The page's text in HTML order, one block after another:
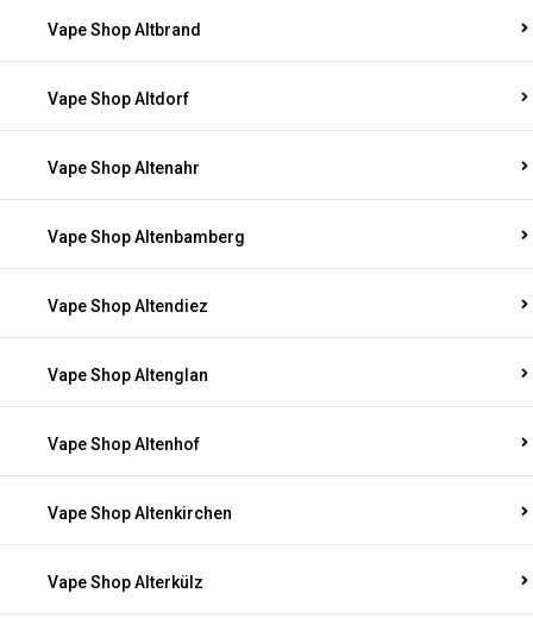
Vape Shop Altbrand
Vape Shop Altdorf
Vape Shop Altenahr
Vape Shop Altenbamberg
Vape Shop Altendiez
Vape Shop Altenglan
Vape Shop Altenhof
Vape Shop Altenkirchen
Vape Shop Alterkülz